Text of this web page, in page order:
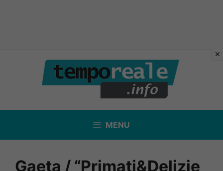
contenuto
MENU
Gaeta / “Primati&Delizie